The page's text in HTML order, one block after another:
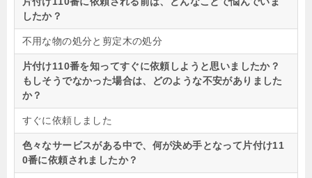
したか？
不用な物の処分と剪定木の処分
片付け110番を知ってすぐに依頼しようと思いましたか？
もしそうでなかった場合は、どのような不安がありました
か？
すぐに依頼しました
色々なサービスがある中で、何が決め手となって片付け11
0番に依頼されましたか？